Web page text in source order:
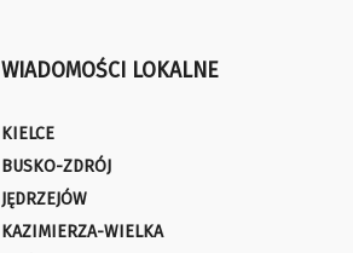
WIADOMOŚCI LOKALNE
KIELCE
BUSKO-ZDRÓJ
JĘDRZEJÓW
KAZIMIERZA-WIELKA